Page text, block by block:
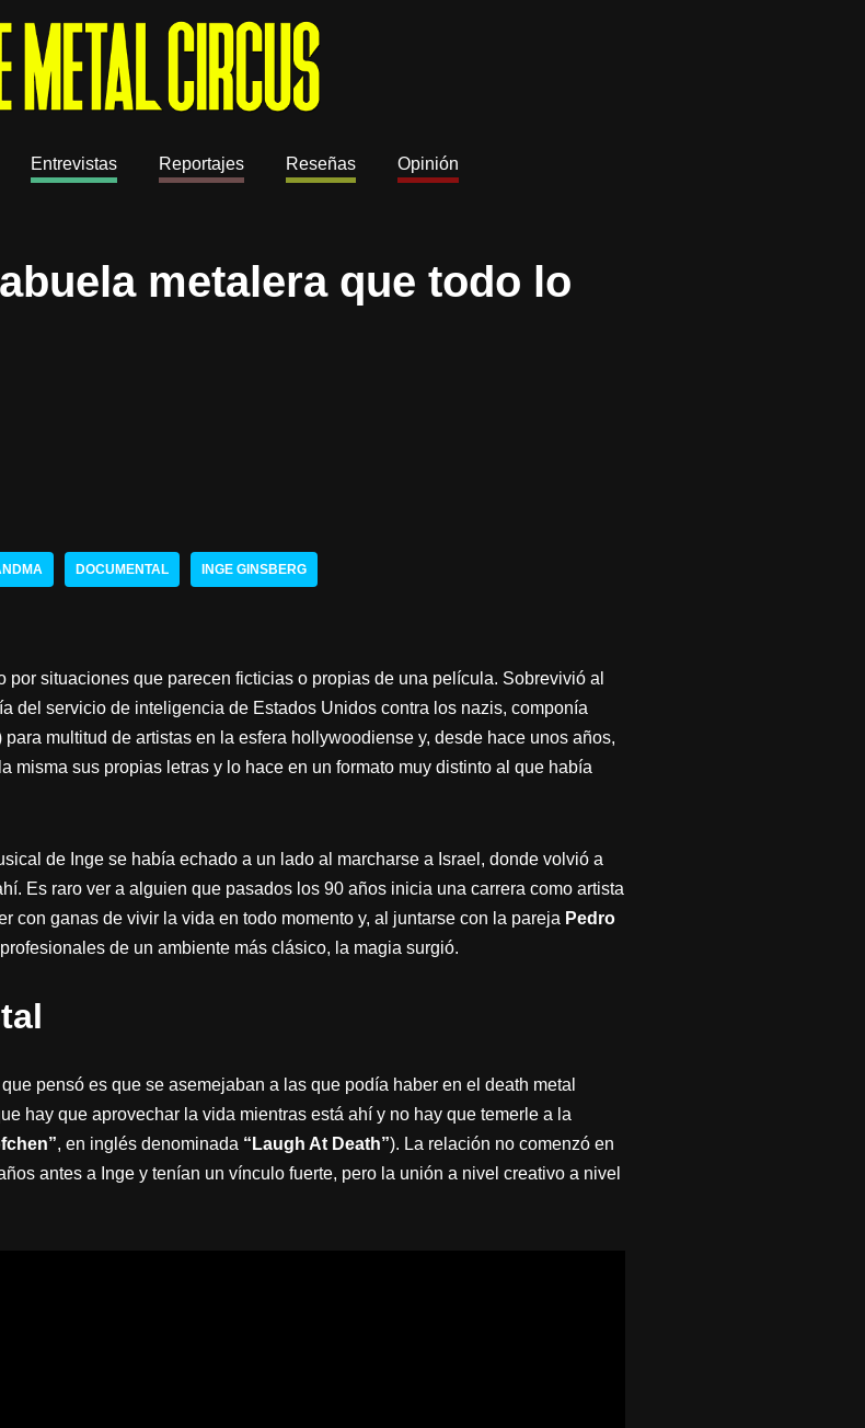
Entrevistas Reportajes Reseñas Opinión
metalera que todo lo
DOCUMENTAL INGE GINSBERG
por situaciones que parecen ficticias o propias de una película. Sobrevivió al
del servicio de inteligencia de Estados Unidos contra los nazis, componía
para multitud de artistas en la esfera hollywoodiense y, desde hace unos años,
misma sus propias letras y lo hace en un formato muy distinto al que había
de Inge se había echado a un lado al marcharse a Israel, donde volvió a
Es raro ver a alguien que pasados los 90 años inicia una carrera como artista
con ganas de vivir la vida en todo momento y, al juntarse con la pareja Pedro
de un ambiente más clásico, la magia surgió.
pensó es que se asemejaban a las que podía haber en el death metal
hay que aprovechar la vida mientras está ahí y no hay que temerle a la
, en inglés denominada “Laugh At Death”). La relación no comenzó en
antes a Inge y tenían un vínculo fuerte, pero la unión a nivel creativo a nivel